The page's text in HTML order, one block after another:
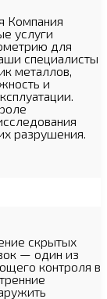
Компания
услуги
для
специалисты
металлов,
и
разрушения.
скрытых
— один из
контроля в